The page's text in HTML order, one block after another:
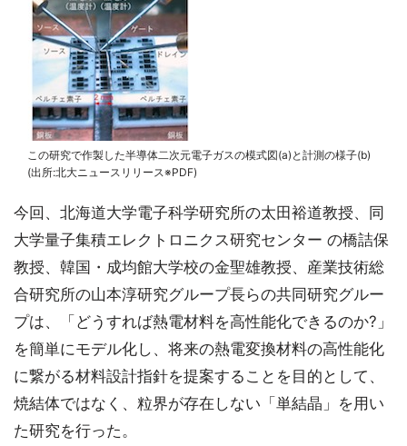
この研究で作製した半導体二次元電子ガスの模式図(a)と計測の様子(b)
(出所:北大ニュースリリース※PDF)
今回、北海道大学電子科学研究所の太田裕道教授、同
大学量子集積エレクトロニクス研究センター の橋詰保
教授、韓国・成均館大学校の金聖雄教授、産業技術総
合研究所の山本淳研究グループ長らの共同研究グルー
プは、「どうすれば熱電材料を高性能化できるのか?」
を簡単にモデル化し、将来の熱電変換材料の高性能化
に繋がる材料設計指針を提案することを目的として、
焼結体ではなく、粒界が存在しない「単結晶」を用い
た研究を行った。